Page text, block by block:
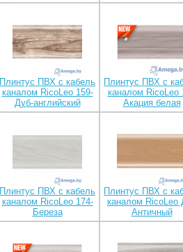
Плинтус ПВХ с кабель
каналом RicoLeo 159-
Дуб-английский
Плинтус ПВХ с
каналом RicoLeo
Акация белая
Плинтус ПВХ с кабель
каналом RicoLeo 174-
Береза
Плинтус ПВХ с
каналом RicoLeo
Античный